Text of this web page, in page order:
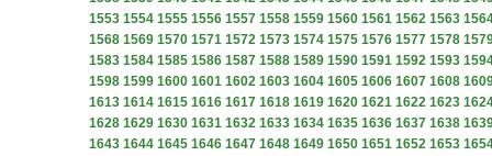
1553 1554 1555 1556 1557 1558 1559 1560 1561 1562 1563
1568 1569 1570 1571 1572 1573 1574 1575 1576 1577 1578
1583 1584 1585 1586 1587 1588 1589 1590 1591 1592 1593
1598 1599 1600 1601 1602 1603 1604 1605 1606 1607 1608
1613 1614 1615 1616 1617 1618 1619 1620 1621 1622 1623
1628 1629 1630 1631 1632 1633 1634 1635 1636 1637 1638
1643 1644 1645 1646 1647 1648 1649 1650 1651 1652 1653